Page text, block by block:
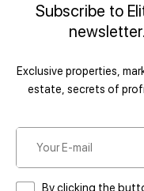
Subscribe to
Exclusive properties,
estate, secrets of
By clicking the